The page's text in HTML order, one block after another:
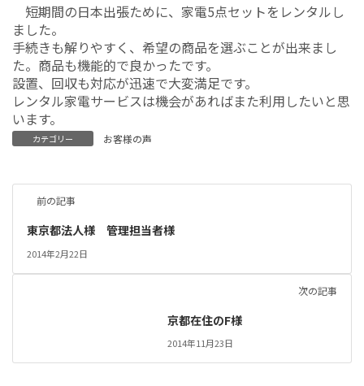
短期間の日本出張ために、家電5点セットをレンタルし
ました。
手続きも解りやすく、希望の商品を選ぶことが出来まし
た。商品も機能的で良かったです。
設置、回収も対応が迅速で大変満足です。
レンタル家電サービスは機会があればまた利用したいと思
います。
カテゴリー お客様の声
前の記事
東京都法人様 管理担当者様
2014年2月22日
次の記事
京都在住のF様
2014年11月23日